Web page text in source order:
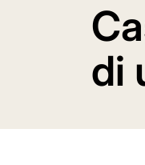
di